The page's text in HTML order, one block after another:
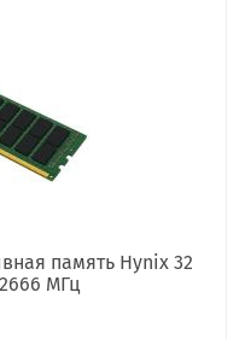
память Hynix 32
МГц